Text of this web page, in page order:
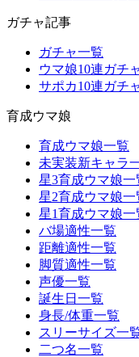
ガチャ記事
ガチャ一覧
ウマ娘10連ガチ
サポカ10連ガチ
育成ウマ娘
育成ウマ娘一覧
未実装新キャラ
星3育成ウマ娘一
星2育成ウマ娘一
星1育成ウマ娘一
バ場適性一覧
距離適性一覧
脚質適性一覧
声優一覧
誕生日一覧
身長/体重一覧
スリーサイズ一
二つ名一覧